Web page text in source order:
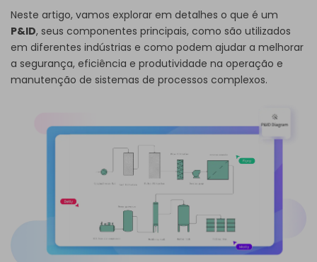
Neste artigo, vamos explorar em detalhes o que é um
P&ID, seus componentes principais, como são utilizados
em diferentes indústrias e como podem ajudar a melhorar
a segurança, eficiência e produtividade na operação e
manutenção de sistemas de processos complexos.